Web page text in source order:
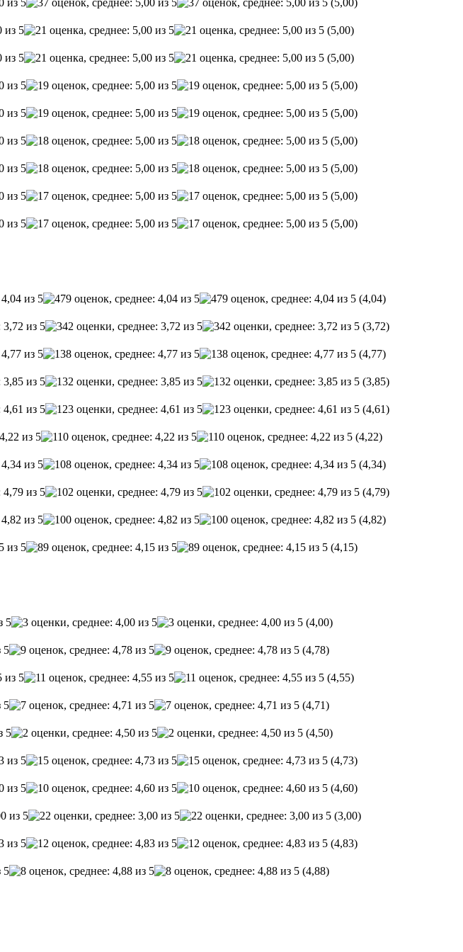
(5,00)
(5,00)
(5,00)
(5,00)
(5,00)
(5,00)
(5,00)
(5,00)
(4,04)
(3,72)
(4,77)
(3,85)
(4,61)
(4,22)
(4,34)
(4,79)
(4,82)
(4,15)
(4,00)
(4,78)
(4,55)
(4,71)
(4,50)
(4,73)
(4,60)
(3,00)
(4,83)
(4,88)